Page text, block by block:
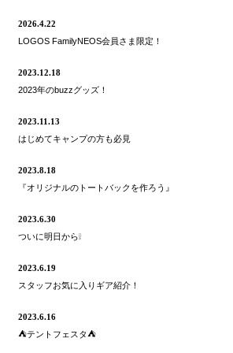
2026.4.22
LOGOS FamilyNEOS会員さま限定！
2023.12.18
2023年のbuzzグッズ！
2023.11.13
はじめてキャンプの方も必見
2023.8.18
『オリジナルのトートバックを作ろう』
2023.6.30
ついに明日から❕
2023.6.19
スタッフお気に入りギア紹介！
2023.6.16
⛺️テントフェスタ⛺️